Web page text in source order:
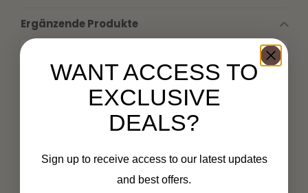
Ergänzende Produkte
WANT ACCESS TO
EXCLUSIVE
DEALS?
Sign up to receive access to our latest updates
and best offers.